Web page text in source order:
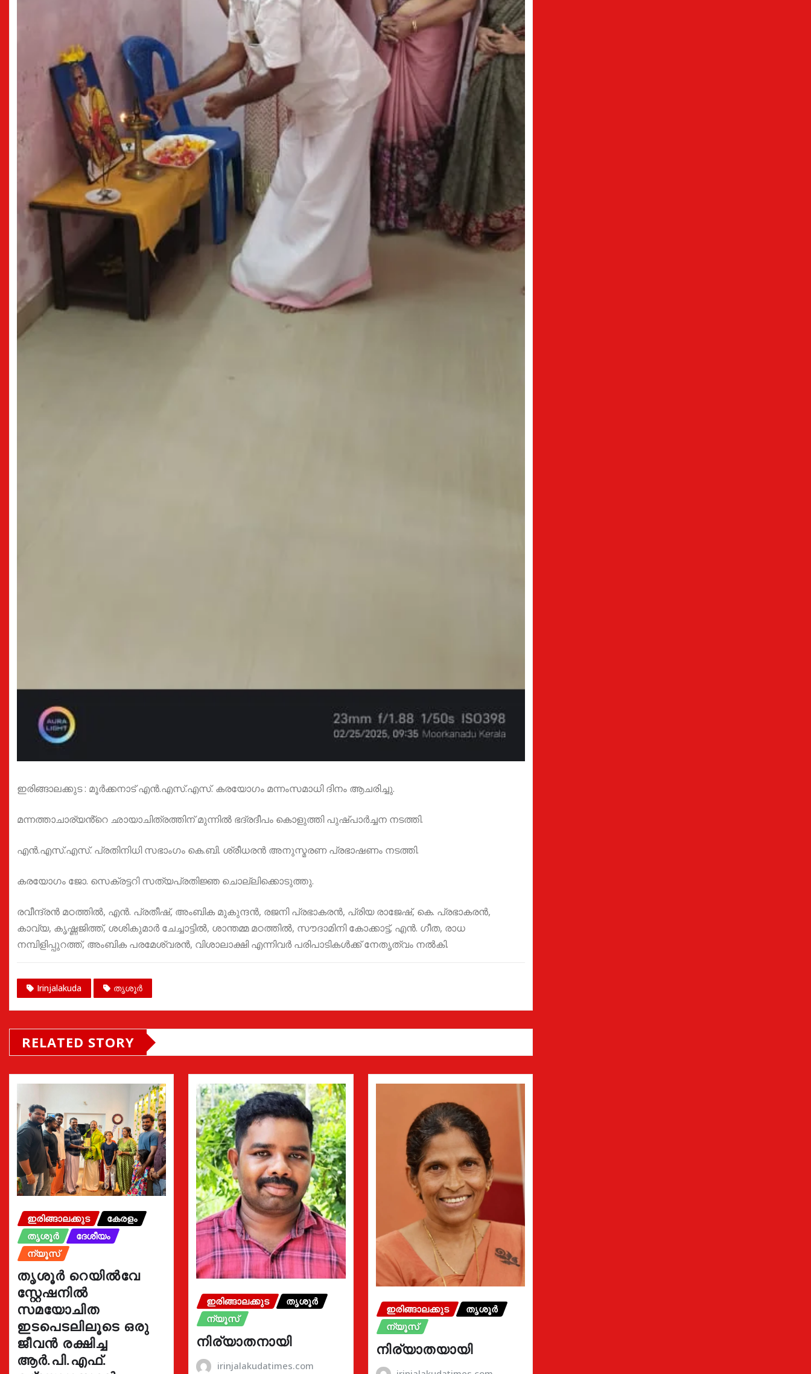
ഇരിങ്ങാലക്കുട : മൂർക്കനാട് എൻ.എസ്.എസ്. കരയോഗം മന്നംസമാധി ദിനം ആചരിച്ചു.
മന്നത്താചാര്യൻ്റെ ഛായാചിത്രത്തിന് മുന്നിൽ ഭദ്രദീപം കൊളുത്തി പുഷ്പാർച്ചന നടത്തി.
എൻ.എസ്.എസ്. പ്രതിനിധി സഭാംഗം കെ.ബി. ശ്രീധരൻ അനുസ്മരണ പ്രഭാഷണം നടത്തി.
കരയോഗം ജോ. സെക്രട്ടറി സത്യപ്രതിജ്ഞ ചൊല്ലിക്കൊടുത്തു.
രവീന്ദ്രൻ മഠത്തിൽ, എൻ. പ്രതീഷ്, അംബിക മുകുന്ദൻ, രജനി പ്രഭാകരൻ, പ്രിയ രാജേഷ്, കെ. പ്രഭാകരൻ,
കാവ്യ, കൃഷ്ണജിത്ത്, ശശികുമാർ ചേച്ചാട്ടിൽ, ശാന്തമ്മ മഠത്തിൽ, സൗദാമിനി കോക്കാട്ട്, എൻ. ഗീത, രാധ
നമ്പിളിപ്പുറത്ത്, അംബിക പരമേശ്വരൻ, വിശാലാക്ഷി എന്നിവർ പരിപാടികൾക്ക് നേതൃത്വം നൽകി.
Irinjalakuda തൃശൂർ
RELATED STORY
ഇരിങ്ങാലക്കുട
കേരളം
തൃശൂർ
ദേശീയം
ന്യൂസ്
തൃശൂർ റെയിൽവേ
സ്റ്റേഷനിൽ
സമയോചിത
ഇടപെടലിലൂടെ ഒരു
ജീവൻ രക്ഷിച്ച
ആർ.പി.എഫ്.
ഇരിങ്ങാലക്കുട
തൃശൂർ
ന്യൂസ്
നിര്യാതനായി
irinjalakudatimes.com
ഇരിങ്ങാലക്കുട
തൃശൂർ
ന്യൂസ്
നിര്യാതയായി